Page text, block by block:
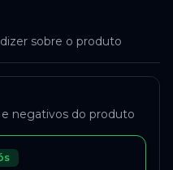
sobre o produto
negativos do produto